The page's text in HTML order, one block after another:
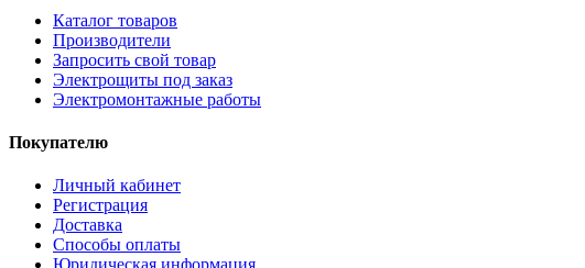
Каталог товаров
Производители
Запросить свой товар
Электрощиты под заказ
Электромонтажные работы
Покупателю
Личный кабинет
Регистрация
Доставка
Способы оплаты